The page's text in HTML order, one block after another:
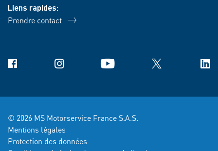
Liens rapides:
Prendre contact
Facebook Instagram YouTube X
© 2026 MS Motorservice France S.A.S.
Mentions légales
Protection des données